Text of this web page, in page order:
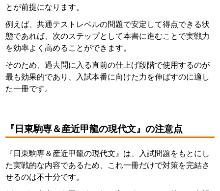
とが前提になります。
例えば、共通テストレベルの問題で安定して得点できる状
態であれば、次のステップとして本書に進むことで実戦力
を効率よく高めることができます。
そのため、過去問に入る直前の仕上げ段階で使用するのが
最も効果的であり、入試本番に向けた力を伸ばすのに適し
た一冊です。
『日東駒専＆産近甲龍の現代文』の注意点
『日東駒専＆産近甲龍の現代文』は、入試問題をもとにし
た実戦的な内容であるため、これ一冊だけで対策を完結さ
せるのは不十分です。